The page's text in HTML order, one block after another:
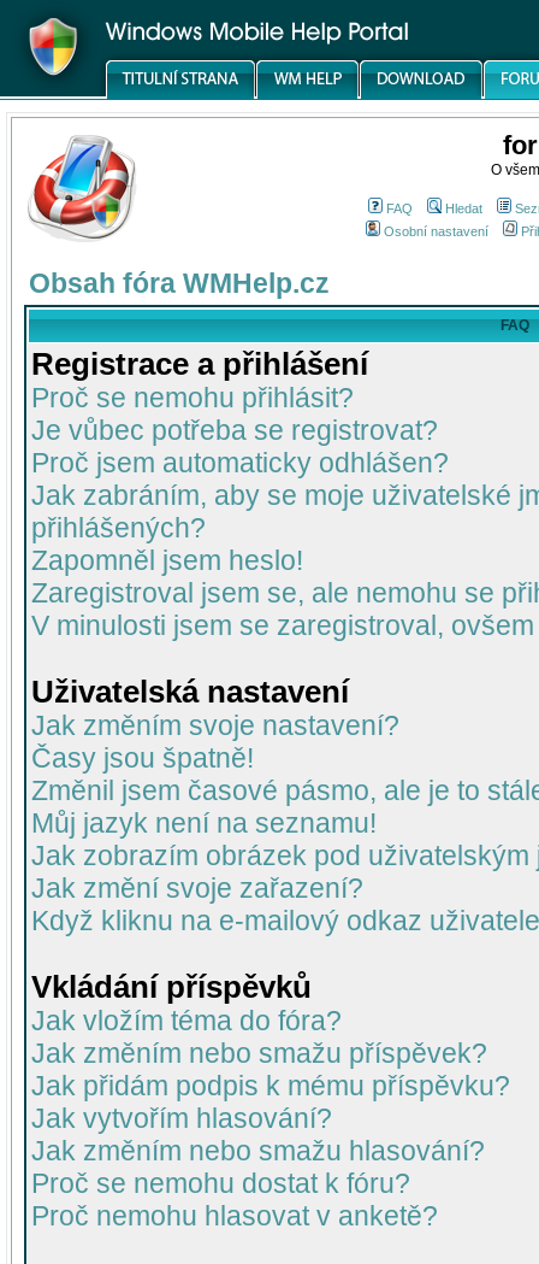
O
FAQ Hledat
Osobní nastavení
Obsah fóra WMHelp.cz
FAQ
Registrace a přihlášení
Proč se nemohu přihlásit?
Je vůbec potřeba se registrovat?
Proč jsem automaticky odhlášen?
Jak zabráním, aby se moje uživatelské
přihlášených?
Zapomněl jsem heslo!
Zaregistroval jsem se, ale nemohu se
V minulosti jsem se zaregistroval,
Uživatelská nastavení
Jak změním svoje nastavení?
Časy jsou špatně!
Změnil jsem časové pásmo, ale je to
Můj jazyk není na seznamu!
Jak zobrazím obrázek pod uživatelským
Jak změní svoje zařazení?
Když kliknu na e-mailový odkaz
Vkládání příspěvků
Jak vložím téma do fóra?
Jak změním nebo smažu příspěvek?
Jak přidám podpis k mému příspěvku?
Jak vytvořím hlasování?
Jak změním nebo smažu hlasování?
Proč se nemohu dostat k fóru?
Proč nemohu hlasovat v anketě?